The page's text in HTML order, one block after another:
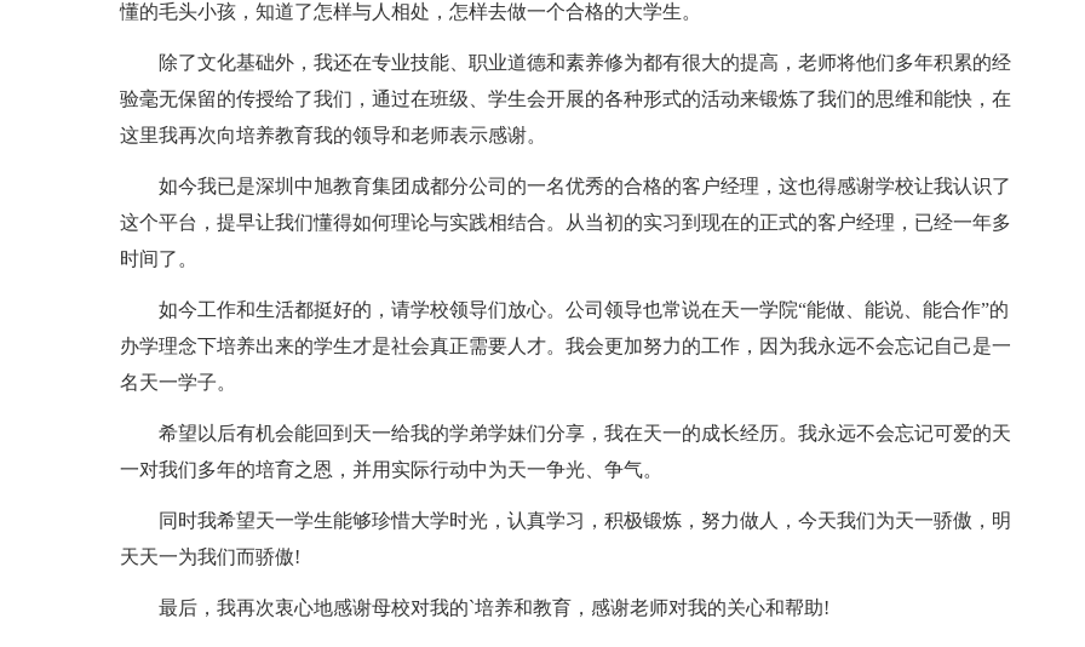
懂的毛头小孩，知道了怎样与人相处，怎样去做一个合格的大学生。
除了文化基础外，我还在专业技能、职业道德和素养修为都有很大的提高，老师将他们多年积累的经
验毫无保留的传授给了我们，通过在班级、学生会开展的各种形式的活动来锻炼了我们的思维和能快，在
这里我再次向培养教育我的领导和老师表示感谢。
如今我已是深圳中旭教育集团成都分公司的一名优秀的合格的客户经理，这也得感谢学校让我认识了
这个平台，提早让我们懂得如何理论与实践相结合。从当初的实习到现在的正式的客户经理，已经一年多
时间了。
如今工作和生活都挺好的，请学校领导们放心。公司领导也常说在天一学院“能做、能说、能合作”的
办学理念下培养出来的学生才是社会真正需要人才。我会更加努力的工作，因为我永远不会忘记自己是一
名天一学子。
希望以后有机会能回到天一给我的学弟学妹们分享，我在天一的成长经历。我永远不会忘记可爱的天
一对我们多年的培育之恩，并用实际行动中为天一争光、争气。
同时我希望天一学生能够珍惜大学时光，认真学习，积极锻炼，努力做人，今天我们为天一骄傲，明
天天一为我们而骄傲!
最后，我再次衷心地感谢母校对我的`培养和教育，感谢老师对我的关心和帮助!